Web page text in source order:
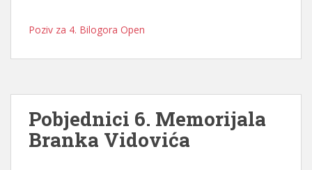
Poziv za 4. Bilogora Open
Pobjednici 6. Memorijala
Branka Vidovića